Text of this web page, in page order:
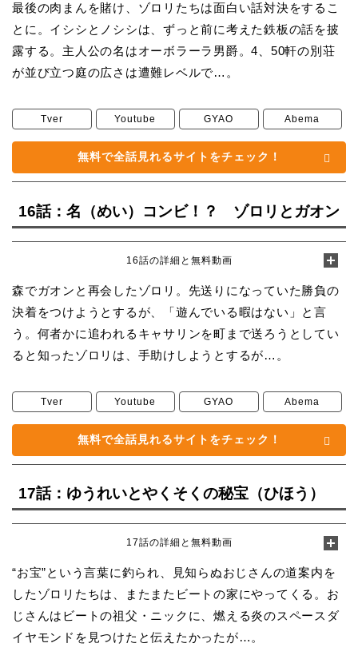
最後の肉まんを賭け、ゾロリたちは面白い話対決をするこ
とに。イシシとノシシは、ずっと前に考えた鉄板の話を披
露する。主人公の名はオーボラーラ男爵。4、50軒の別荘
が並び立つ庭の広さは遭難レベルで…。
Tver Youtube GYAO Abema
無料で全話見れるサイトをチェック！
16話：名（めい）コンビ！？ ゾロリとガオン
16話の詳細と無料動画
森でガオンと再会したゾロリ。先送りになっていた勝負の
決着をつけようとするが、「遊んでいる暇はない」と言
う。何者かに追われるキャサリンを町まで送ろうとしてい
ると知ったゾロリは、手助けしようとするが…。
Tver Youtube GYAO Abema
無料で全話見れるサイトをチェック！
17話：ゆうれいとやくそくの秘宝（ひほう）
17話の詳細と無料動画
“お宝”という言葉に釣られ、見知らぬおじさんの道案内を
したゾロリたちは、またまたビートの家にやってくる。お
じさんはビートの祖父・ニックに、燃える炎のスペースダ
イヤモンドを見つけたと伝えたかったが…。